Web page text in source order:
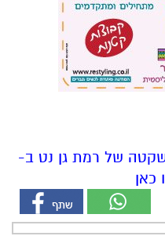
של רמת גן נט ב-